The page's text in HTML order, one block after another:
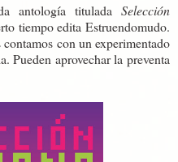
antología titulada Selección
tiempo edita Estruendomudo.
con un experimentado
Pueden aprovechar la preventa